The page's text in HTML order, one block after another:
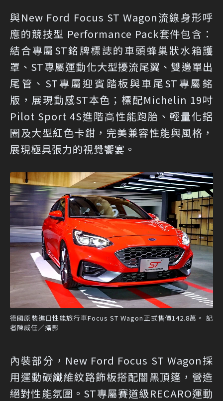
與New Ford Focus ST Wagon流線身形呼
應的競技型 Performance Pack套件包含：
結合專屬ST銘牌標誌的車頭蜂巢狀水箱護
罩、ST專屬運動化大型擾流尾翼、雙邊單出
尾管、ST專屬迎賓踏板與車尾ST專屬銘
版，展現動感ST本色；標配Michelin 19吋
Pilot Sport 4S進階高性能跑胎、輕量化鋁
圈及大型紅色卡鉗，完美兼容性能與風格，
展現極具張力的視覺饗宴。
德國原裝進口性能旅行車Focus ST Wagon正式售價142.8萬。 記
者陳威任／攝影
內裝部分，New Ford Focus ST Wagon採
用運動碳纖維紋路飾板搭配闇黑頂篷，營造
絕對性能氛圍。ST專屬賽道級RECARO運動